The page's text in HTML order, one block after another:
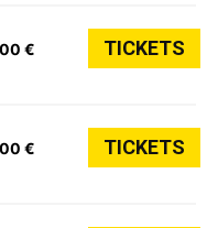
€ TICKETS
€ TICKETS